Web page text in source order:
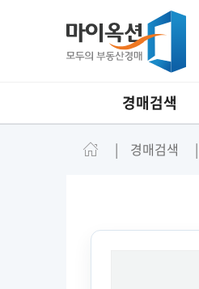
경매검색
경매검색